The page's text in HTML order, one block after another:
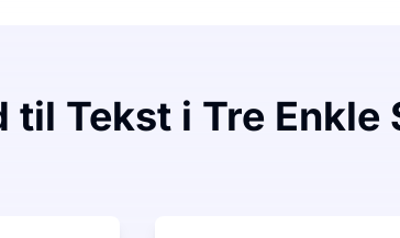
Tekst i Tre Enkle